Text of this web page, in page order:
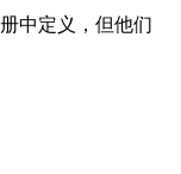
中定义，但他们